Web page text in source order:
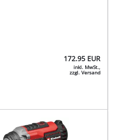
172.95 EUR
inkl. MwSt.,
zzgl. Versand